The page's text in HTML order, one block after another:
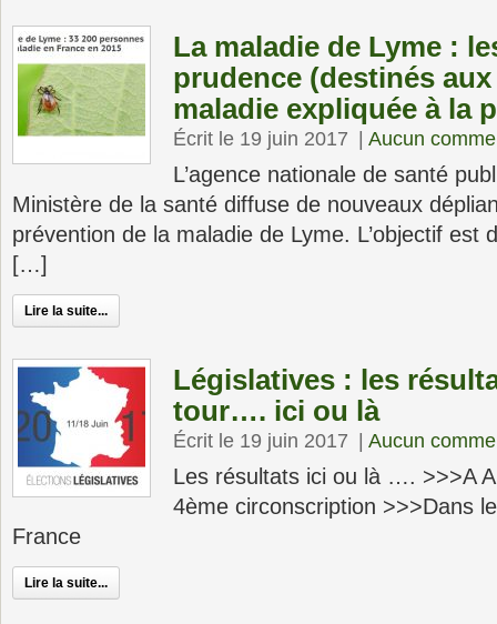
La maladie de Lyme :
prudence (destinés
maladie expliquée à la
Écrit le 19 juin 2017 Aucun
L’agence nationale de santé
Ministère de la santé diffuse de nouveaux
prévention de la maladie de Lyme. L’objectif est
[…]
Lire la suite...
Législatives : les
tour…. ici ou là
Écrit le 19 juin 2017 Aucun
Les résultats ici ou là …. >>>A
4ème circonscription >>>Dans
France
Lire la suite...